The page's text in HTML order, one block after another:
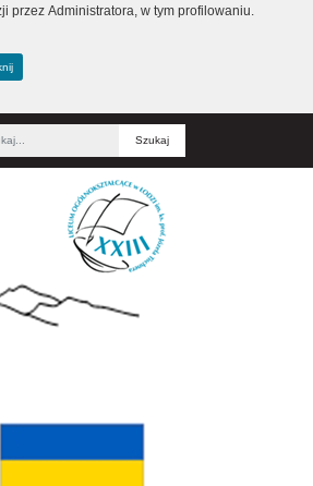
przez Administratora, w tym profilowaniu.